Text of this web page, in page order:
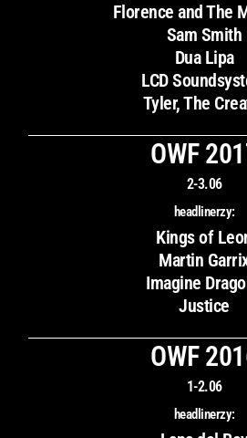
Florence and The
Sam Smith
Dua Lipa
LCD
Tyler, The
OWF
2-3.06
headlinerzy:
Kings of
Martin
Imagine
Justice
OWF
1-2.06
headlinerzy: